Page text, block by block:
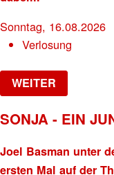
Sonntag, 16.08.2026
Verlosung
WEITER
SONJA - EIN
Joel Basman unter
ersten Mal auf der